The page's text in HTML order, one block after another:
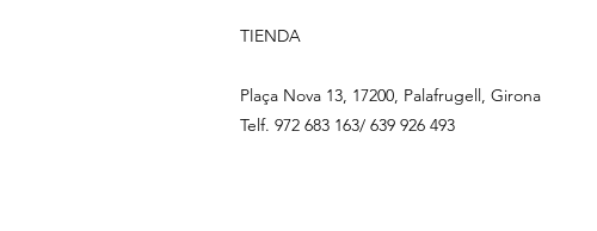
TIENDA
Plaça Nova 13, 17200, Palafrugell, Girona
Telf. 972 683 163/ 639 926 493